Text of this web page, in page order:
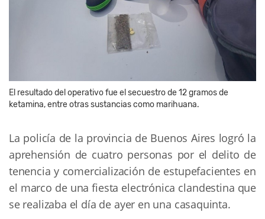
El resultado del operativo fue el secuestro de 12 gramos de
ketamina, entre otras sustancias como marihuana.
La policía de la provincia de Buenos Aires logró la
aprehensión de cuatro personas por el delito de
tenencia y comercialización de estupefacientes en
el marco de una fiesta electrónica clandestina que
se realizaba el día de ayer en una casaquinta.